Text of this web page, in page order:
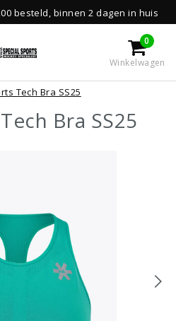
besteld, binnen 2 dagen in huis
0
Winkelwagen
Tech Bra SS25
Bra SS25